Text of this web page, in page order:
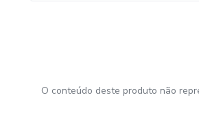
O conteúdo deste produto não